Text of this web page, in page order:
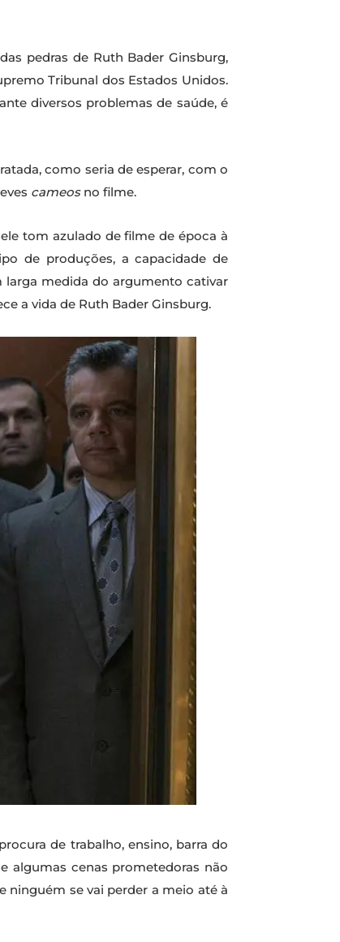
pedras de Ruth Bader Ginsburg,
Tribunal dos Estados Unidos.
diversos problemas de saúde, é
como seria de esperar, com o
cameosno filme.
tom azulado de filme de época à
de produções, a capacidade de
larga medida do argumento cativar
a vida de Ruth Bader Ginsburg.
de trabalho, ensino, barra do
algumas cenas prometedoras não
ninguém se vai perder a meio até à